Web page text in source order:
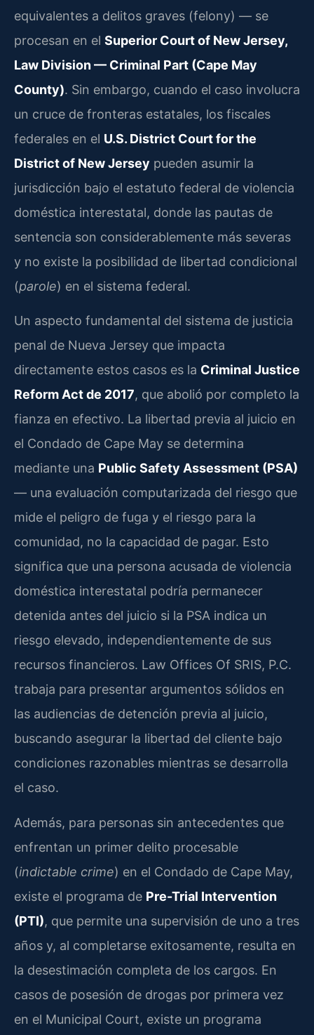
equivalentes a delitos graves (felony) — se
procesan en el Superior Court of New Jersey,
Law Division — Criminal Part (Cape May
County). Sin embargo, cuando el caso involucra
un cruce de fronteras estatales, los fiscales
federales en el U.S. District Court for the
District of New Jersey pueden asumir la
jurisdicción bajo el estatuto federal de violencia
doméstica interestatal, donde las pautas de
sentencia son considerablemente más severas
y no existe la posibilidad de libertad condicional
(parole) en el sistema federal.
Un aspecto fundamental del sistema de justicia
penal de Nueva Jersey que impacta
directamente estos casos es la Criminal Justice
Reform Act de 2017, que abolió por completo la
fianza en efectivo. La libertad previa al juicio en
el Condado de Cape May se determina
mediante una Public Safety Assessment (PSA)
— una evaluación computarizada del riesgo que
mide el peligro de fuga y el riesgo para la
comunidad, no la capacidad de pagar. Esto
significa que una persona acusada de violencia
doméstica interestatal podría permanecer
detenida antes del juicio si la PSA indica un
riesgo elevado, independientemente de sus
recursos financieros. Law Offices Of SRIS, P.C.
trabaja para presentar argumentos sólidos en
las audiencias de detención previa al juicio,
buscando asegurar la libertad del cliente bajo
condiciones razonables mientras se desarrolla
el caso.
Además, para personas sin antecedentes que
enfrentan un primer delito procesable
(indictable crime) en el Condado de Cape May,
existe el programa de Pre-Trial Intervention
(PTI), que permite una supervisión de uno a tres
años y, al completarse exitosamente, resulta en
la desestimación completa de los cargos. En
casos de posesión de drogas por primera vez
en el Municipal Court, existe un programa